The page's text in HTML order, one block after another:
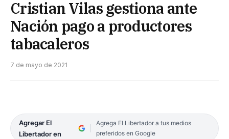
Cristian Vilas gestiona ante
Nación pago a productores
tabacaleros
7 de mayo de 2021
Agregar El
Libertador en
Agrega El Libertador a tus medios
preferidos en Google